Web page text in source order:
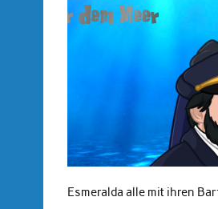
Esmeralda alle mit ihren